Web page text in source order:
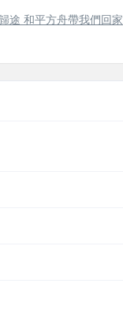
途 和平方舟帶我們回家